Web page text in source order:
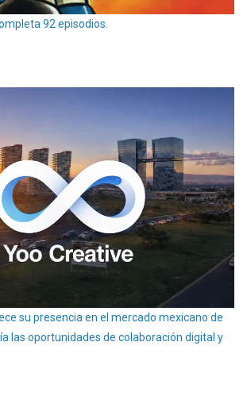
92 episodios.
su presencia en el mercado mexicano de
las oportunidades de colaboración digital y